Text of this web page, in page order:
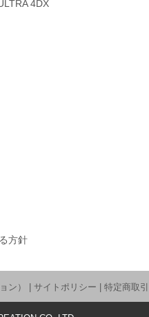
4DX
方針
ン） サイトポリシー 特定商取